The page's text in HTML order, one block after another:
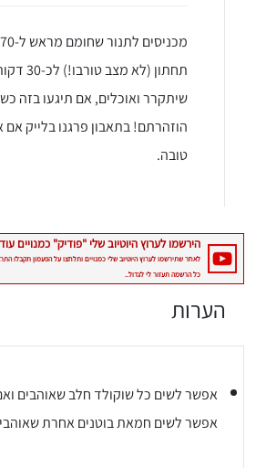
תחתון
שיתקרר ואוכלים, אם תיגעו בזה
הוזהרתם! בתאבון פרגנו בלייק
טובה.
הערות
אפשר לשים כל שוקולד חלב שאוהבים
אפשר לשים חמאת בוטנים אחרת